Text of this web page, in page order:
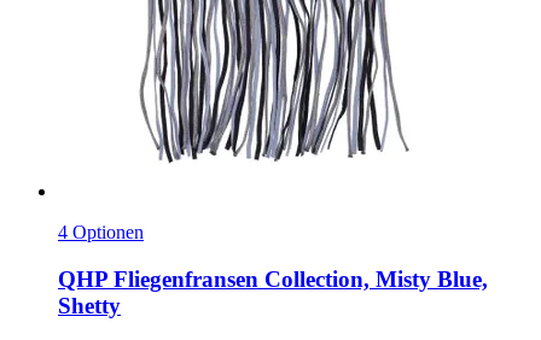
4 Optionen
QHP Fliegenfransen Collection, Misty Blue,
Shetty